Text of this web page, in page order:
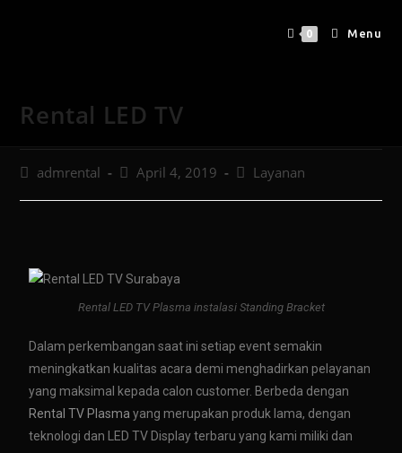
0 Menu
Rental LED TV
admrental April 4, 2019 Layanan
Rental LED TV Plasma instalasi Standing Bracket
Dalam perkembangan saat ini setiap event semakin
meningkatkan kualitas acara demi menghadirkan pelayanan
yang maksimal kepada calon customer. Berbeda dengan
Rental TV Plasmayang merupakan produk lama, dengan
teknologi dan LED TV Display terbaru yang kami miliki dan